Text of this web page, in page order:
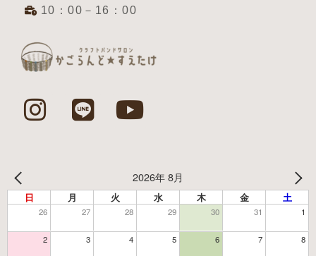
10：00－16：00
2026年 8月
日 月 火 水 木 金 土
26 27 28 29 30 31 1
2 3 4 5 6 7 8